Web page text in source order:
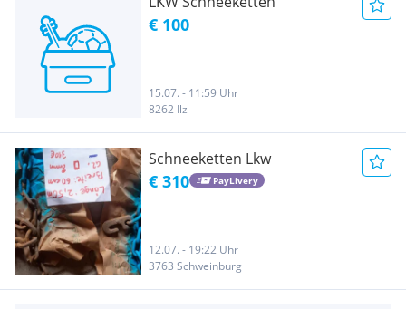
€ 100
15.07. - 11:59 Uhr
8262 Ilz
Schneeketten Lkw
€ 310 PayLivery
12.07. - 19:22 Uhr
3763 Schweinburg